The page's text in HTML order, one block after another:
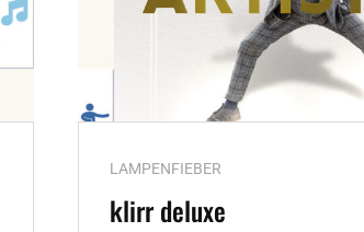
Cat
Links
LAMPENFIEBER
klirr deluxe